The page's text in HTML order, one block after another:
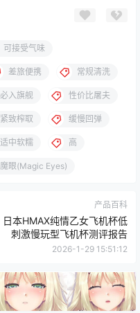
可接受气味
差旅便携 常规清洗
必入旗舰 性价比屠夫
紧致榨取 缓慢回弹
适中软糯 高
魔眼(Magic Eyes)
产品百科
日本HMAX纯情乙女飞机杯低
刺激慢玩型飞机杯测评报告
2026-1-29 15:51:12